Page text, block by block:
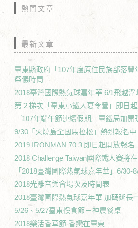
熱門文章
最新文章
臺東縣政府「107年度原住民族部落豐
祭儀時間
2018臺灣國際熱氣球嘉年華 6/1飛越浮
第２梯次「臺東小鐵人夏令營」即日
『107年端午節連續假期』臺鐵局加開
9/30「火燒島全國馬拉松」熱烈報名中
2019 IRONMAN 70.3 即日起開放報名
2018 Challenge Taiwan國際鐵人賽將
「2018臺灣國際熱氣球嘉年華」6/30-
2018光雕音樂會場次及時間表
2018臺灣國際熱氣球嘉年華 加碼延長
5/26、5/27臺東慢食節－神農餐桌
2018樂活香草節-香戀在臺東